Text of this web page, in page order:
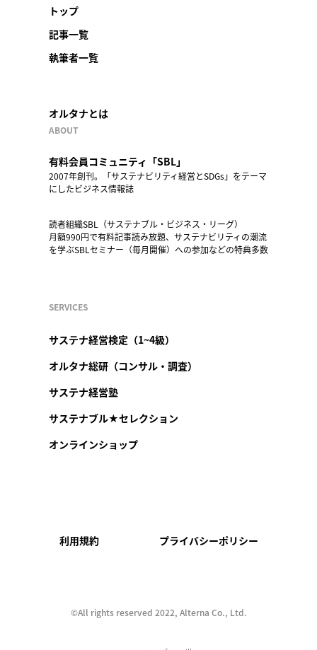
トップ
記事一覧
執筆者一覧
オルタナとは
ABOUT
有料会員コミュニティ「SBL」
2007年創刊。「サステナビリティ経営とSDGs」をテーマ
にしたビジネス情報誌
読者組織SBL（サステナブル・ビジネス・リーグ）
月額990円で有料記事読み放題、サステナビリティの潮流
を学ぶSBLセミナー（毎月開催）への参加などの特典多数
SERVICES
サステナ経営検定（1~4級）
オルタナ総研（コンサル・調査）
サステナ経営塾
サステナブル★セレクション
オンラインショップ
利用規約 プライバシーポリシー
©︎All rights reserved 2022, Alterna Co., Ltd.